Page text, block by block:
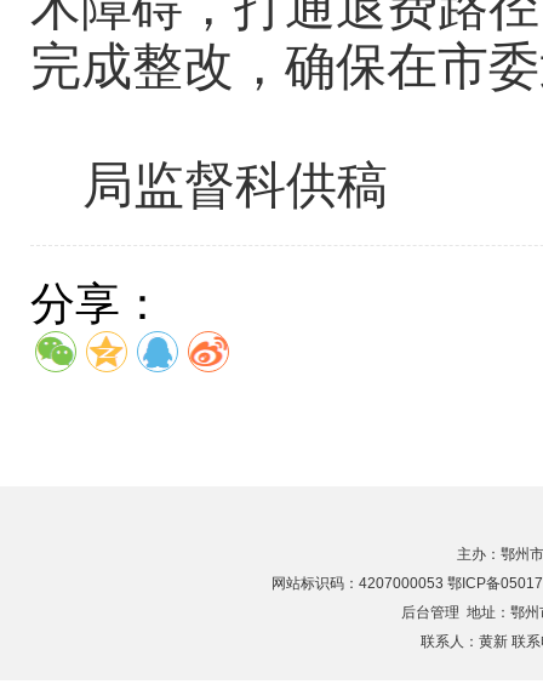
完成整改，确保在市
局监督科供稿
分享：
主办：鄂州
网站标识码：4207000053 鄂ICP备
后台管理 地址：鄂
联系人：黄新 联